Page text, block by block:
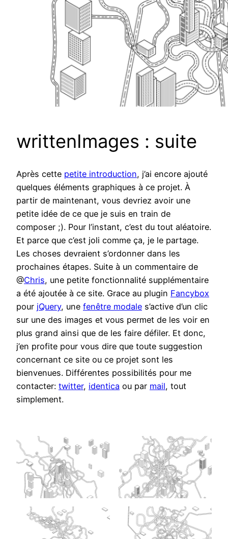
writtenImages : suite
Après cette petite introduction, j’ai encore ajouté
quelques éléments graphiques à ce projet. À
partir de maintenant, vous devriez avoir une
petite idée de ce que je suis en train de
composer ;). Pour l’instant, c’est du tout aléatoire.
Et parce que c’est joli comme ça, je le partage.
Les choses devraient s’ordonner dans les
prochaines étapes. Suite à un commentaire de
@Chris, une petite fonctionnalité supplémentaire
a été ajoutée à ce site. Grace au plugin Fancybox
pour jQuery, une fenêtre modale s’active d’un clic
sur une des images et vous permet de les voir en
plus grand ainsi que de les faire défiler. Et donc,
j’en profite pour vous dire que toute suggestion
concernant ce site ou ce projet sont les
bienvenues. Différentes possibilités pour me
contacter: twitter, identica ou par mail, tout
simplement.